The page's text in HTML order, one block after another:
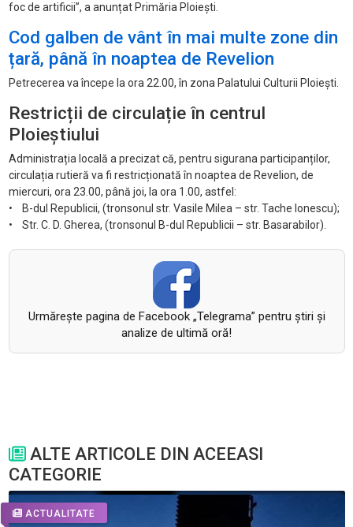
foc de artificii”, a anunțat Primăria Ploiești.
Cod galben de vânt în mai multe zone din
țară, până în noaptea de Revelion
Petrecerea va începe la ora 22.00, în zona Palatului Culturii Ploiești.
Restricții de circulație în centrul
Ploieștiului
Administrația locală a precizat că, pentru sigurana participanților,
circulația rutieră va fi restricționată în noaptea de Revelion, de
miercuri, ora 23.00, până joi, la ora 1.00, astfel:
• B-dul Republicii, (tronsonul str. Vasile Milea – str. Tache Ionescu);
• Str. C. D. Gherea, (tronsonul B-dul Republicii – str. Basarabilor).
Urmăreşte pagina de Facebook „Telegrama” pentru ştiri şi
analize de ultimă oră!
ALTE ARTICOLE DIN ACEEASI
CATEGORIE
ACTUALITATE